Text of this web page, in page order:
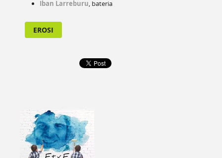
Iban Larreburu, bateria
EROSI